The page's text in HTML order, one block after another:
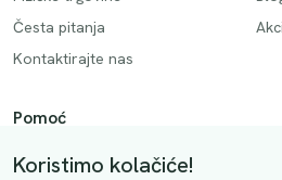
Česta pitanja
Kontaktirajte nas
Pomoć
Način plaćanja
Koristimo kolačiće!